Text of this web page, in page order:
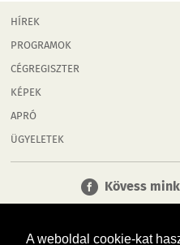
A weboldal cookie-kat
HÍREK
PROGRAMOK
CÉGREGISZTER
KÉPEK
APRÓ
ÜGYELETEK
Kövess